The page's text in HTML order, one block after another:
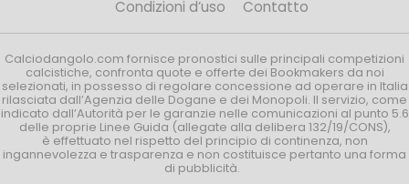
Condizioni d’uso
Contatto
Calciodangolo.com fornisce pronostici sulle principali competizioni
calcistiche, confronta quote e offerte dei Bookmakers da noi
selezionati, in possesso di regolare concessione ad operare in Italia
rilasciata dall’Agenzia delle Dogane e dei Monopoli. Il servizio, come
indicato dall’Autorità per le garanzie nelle comunicazioni al punto 5.6
delle proprie Linee Guida (allegate alla delibera 132/19/CONS),
è effettuato nel rispetto del principio di continenza, non
ingannevolezza e trasparenza e non costituisce pertanto una forma
di pubblicità.